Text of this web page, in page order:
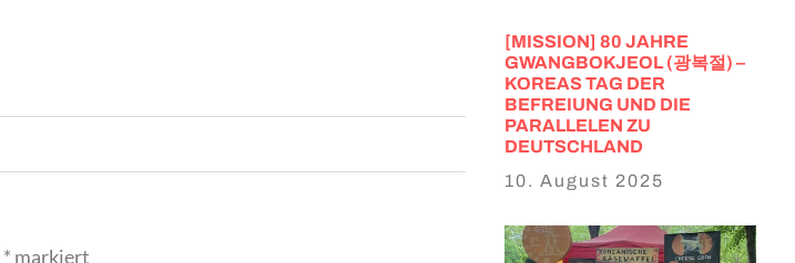
* markiert
[MISSION] 80 JAHRE
GWANGBOKJEOL (광복절) –
KOREAS TAG DER
BEFREIUNG UND DIE
PARALLELEN ZU
DEUTSCHLAND
10. August 2025